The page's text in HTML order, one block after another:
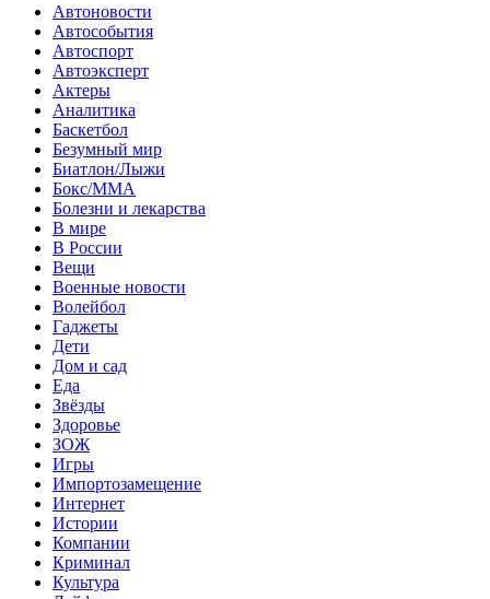
Автоновости
Автособытия
Автоспорт
Автоэксперт
Актеры
Аналитика
Баскетбол
Безумный мир
Биатлон/Лыжи
Бокс/MMA
Болезни и лекарства
В мире
В России
Вещи
Военные новости
Волейбол
Гаджеты
Дети
Дом и сад
Еда
Звёзды
Здоровье
ЗОЖ
Игры
Импортозамещение
Интернет
Истории
Компании
Криминал
Культура